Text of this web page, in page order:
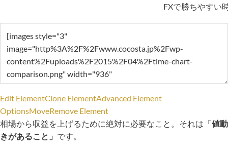
FXで勝ちやすい
Edit ElementClone ElementAdvanced Element
OptionsMoveRemove Element
相場から収益を上げるために絶対に必要なこと。それは「値動
きがあること」 です。